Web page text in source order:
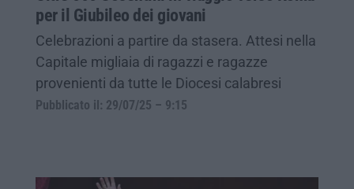
per il Giubileo dei giovani
Celebrazioni a partire da stasera. Attesi nella
Capitale migliaia di ragazzi e ragazze
provenienti da tutte le Diocesi calabresi
Pubblicato il: 29/07/25 – 9:15